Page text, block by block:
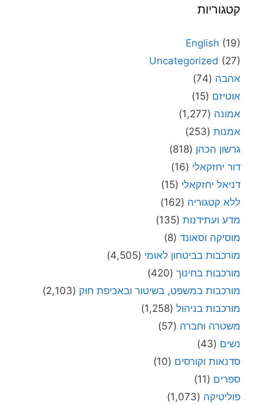
קטגוריות
English (19)
Uncategorized (27)
אהבה (74)
אוטיזם (15)
אמונה (1,277)
אמנות (253)
גרשון הכהן (818)
דור יחזקאלי (16)
דניאל יחזקאלי (15)
ללא קטגוריה (162)
מדע ועתידנות (135)
מוסיקה וסאונד (8)
מורכבות בביטחון לאומי (4,505)
מורכבות בחינוך (420)
מורכבות במשפט, בשיטור ובאכיפת חוק (2,103)
מורכבות בניהול (1,258)
משטרה וחברה (57)
נשים (43)
סדנאות וקורסים (10)
ספרים (11)
פוליטיקה (1,073)